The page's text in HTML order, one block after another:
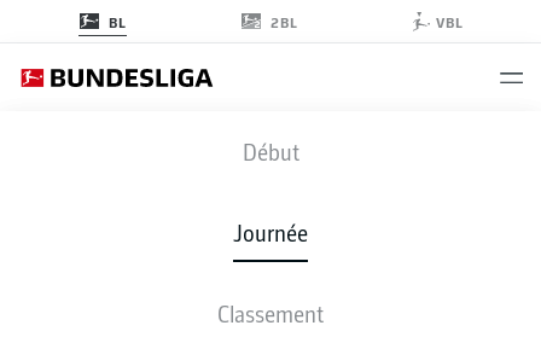
BL 2BL VBL
Début
Journée
Classement
FCA - VFB
COMPOSITIONS STATISTIQUES